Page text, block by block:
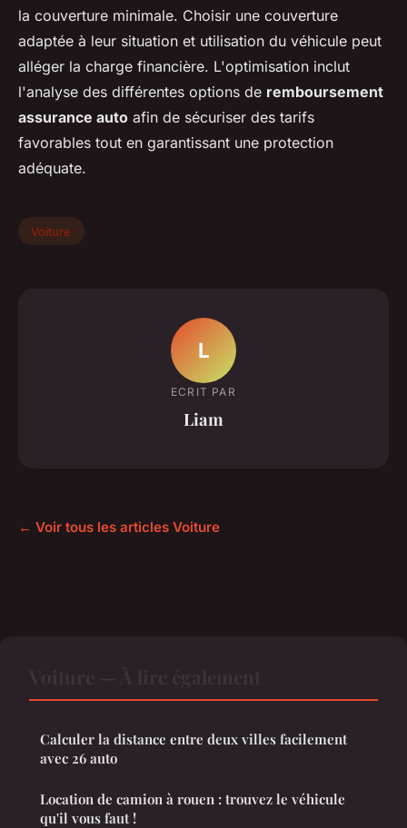
la couverture minimale. Choisir une couverture
adaptée à leur situation et utilisation du véhicule peut
alléger la charge financière. L'optimisation inclut
l'analyse des différentes options de remboursement
assurance auto afin de sécuriser des tarifs
favorables tout en garantissant une protection
adéquate.
Voiture
L
ECRIT PAR
Liam
← Voir tous les articles Voiture
Calculer la distance entre deux villes facilement
avec 26 auto
Location de camion à rouen : trouvez le véhicule
qu'il vous faut !